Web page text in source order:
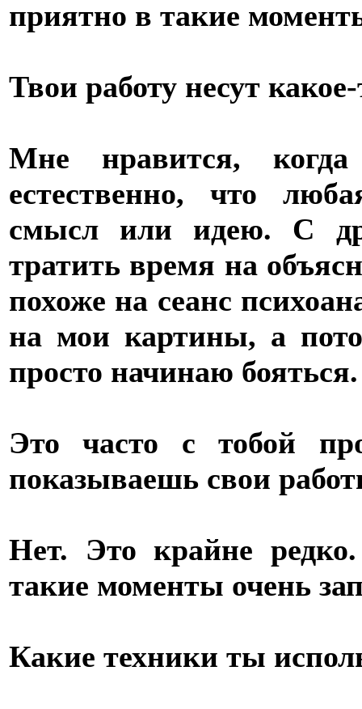
приятно в такие
Твои работу несут
Мне нравится,
естественно, что
смысл или идею. С
тратить время на
похоже на сеанс
на мои картины, а
просто начинаю бояться.
Это часто с тобой
показываешь свои
Нет. Это крайне
такие моменты очень
Какие техники ты